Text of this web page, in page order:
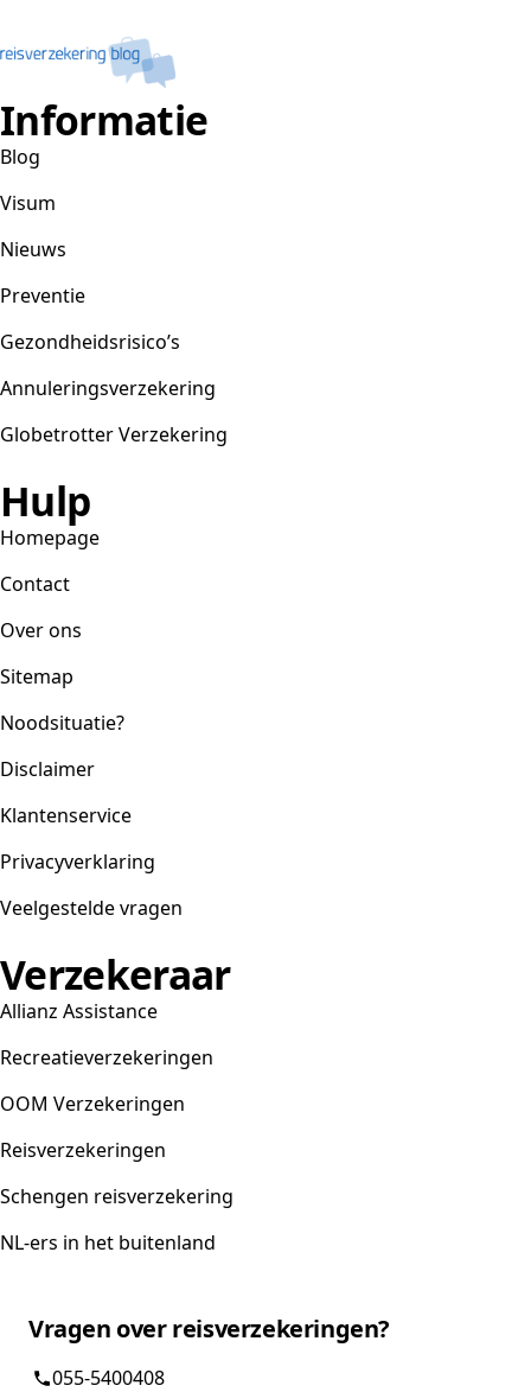
Informatie
Blog
Visum
Nieuws
Preventie
Gezondheidsrisico’s
Annuleringsverzekering
Globetrotter Verzekering
Hulp
Homepage
Contact
Over ons
Sitemap
Noodsituatie?
Disclaimer
Klantenservice
Privacyverklaring
Veelgestelde vragen
Verzekeraar
Allianz Assistance
Recreatieverzekeringen
OOM Verzekeringen
Reisverzekeringen
Schengen reisverzekering
NL-ers in het buitenland
Vragen over reisverzekeringen?
055-5400408